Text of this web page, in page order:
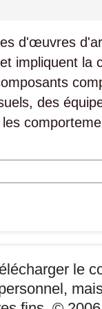
d'œuvres
impliquent la
des
le